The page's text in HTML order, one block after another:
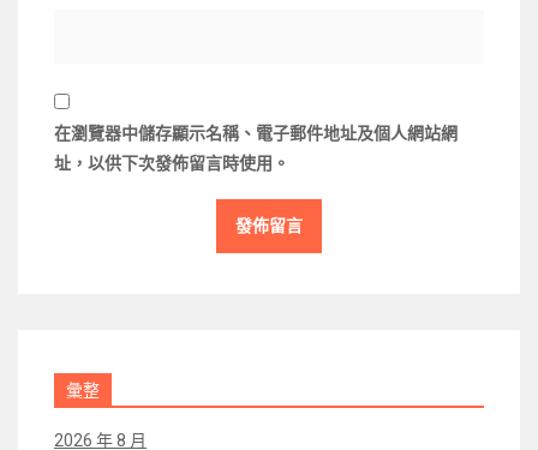
在瀏覽器中儲存顯示名稱、電子郵件地址及個人網站網
址，以供下次發佈留言時使用。
彙整
2026 年 8 月